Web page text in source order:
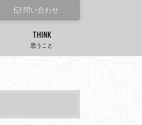
問い合わせ
思うこと
THINK